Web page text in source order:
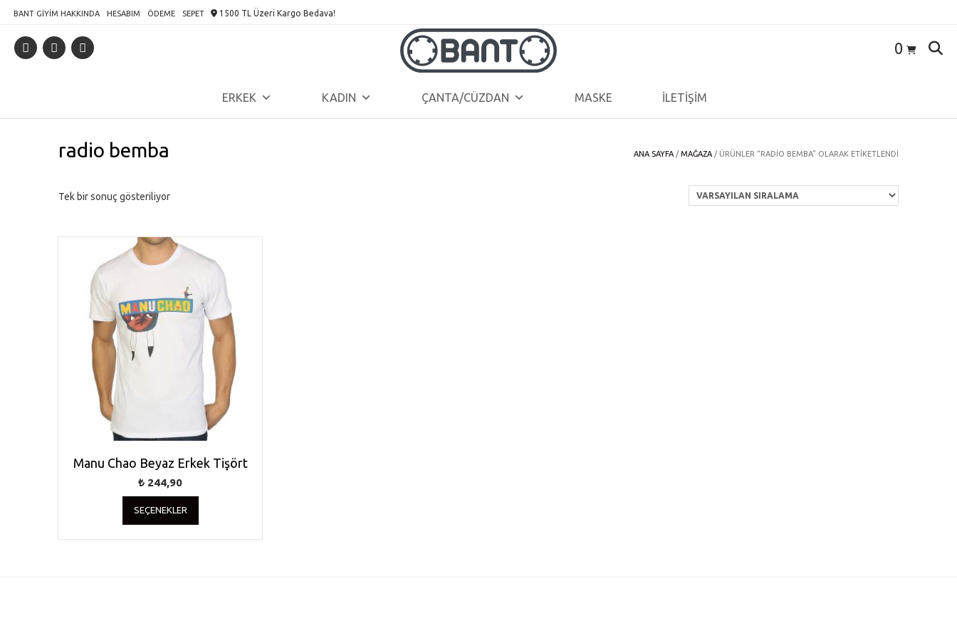
content
BANT GIYIM HAKKINDA HESABIM ÖDEME SEPET 1500 TL Üzeri Kargo Bedava!
0
ERKEK KADIN ÇANTA/CÜZDAN MASKE İLETİŞİM
ANA SAYFA /MAĞAZA / ÜRÜNLER “RADIO BEMBA” OLARAK ETIKETLENDI
radio bemba
Tek bir sonuç gösteriliyor
Manu Chao Beyaz Erkek Tişört
₺ 244,90
SEÇENEKLER
Bu
birden
fazla